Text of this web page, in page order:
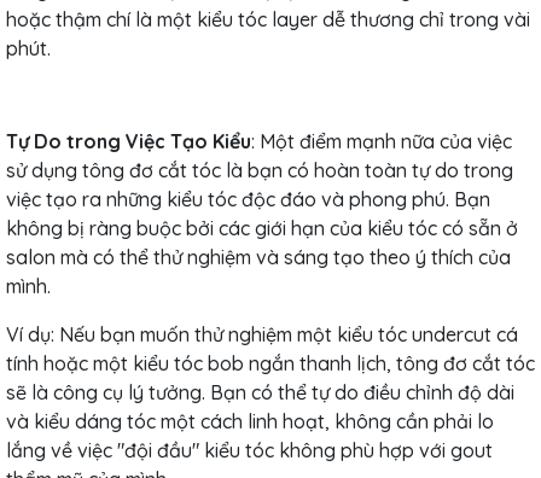
hoặc thậm chí là một kiểu tóc layer dễ thương chỉ trong vài
phút.
Tự Do trong Việc Tạo Kiểu: Một điểm mạnh nữa của việc
sử dụng tông đơ cắt tóc là bạn có hoàn toàn tự do trong
việc tạo ra những kiểu tóc độc đáo và phong phú. Bạn
không bị ràng buộc bởi các giới hạn của kiểu tóc có sẵn ở
salon mà có thể thử nghiệm và sáng tạo theo ý thích của
mình.
Ví dụ: Nếu bạn muốn thử nghiệm một kiểu tóc undercut cá
tính hoặc một kiểu tóc bob ngắn thanh lịch, tông đơ cắt tóc
sẽ là công cụ lý tưởng. Bạn có thể tự do điều chỉnh độ dài
và kiểu dáng tóc một cách linh hoạt, không cần phải lo
lắng về việc "đội đầu" kiểu tóc không phù hợp với gout